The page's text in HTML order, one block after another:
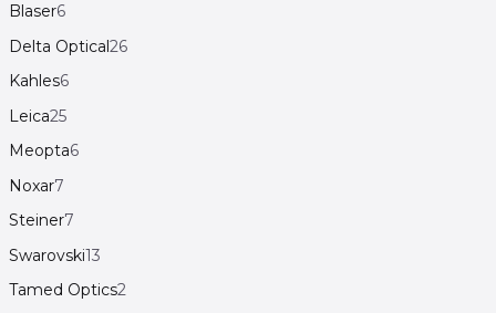
Blaser6
Delta Optical26
Kahles6
Leica25
Meopta6
Noxar7
Steiner7
Swarovski13
Tamed Optics2